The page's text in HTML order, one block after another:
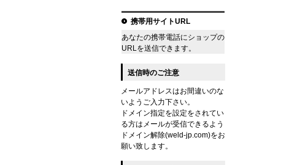
携帯用サイトURL
あなたの携帯電話にショップの
URLを送信できます。
送信時のご注意
メールアドレスはお間違いのな
いようご入力下さい。
ドメイン指定を設定をされてい
る方はメールが受信できるよう
ドメイン解除(weld-jp.com)をお
願い致します。